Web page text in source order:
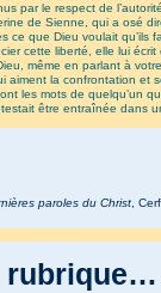
par le respect de
de Sienne, qui a osé
ce que Dieu voulait qu’ils
cette liberté, elle lui écrit
même en parlant à
aiment la confrontation et
les mots de quelqu’un
être entraînée dans
paroles du Christ,
rubrique…